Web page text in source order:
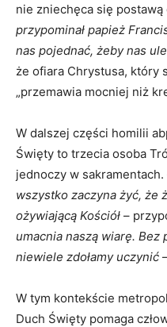
nie zniechęca się postawą
przypominał papież
nas pojednać, żeby nas
że ofiara Chrystusa, który
„przemawia mocniej niż
W dalszej części homilii
Święty to trzecia osoba
jednoczy w sakramentach.
wszystko zaczyna żyć, że
ożywiającą Kościół –
umacnia naszą wiarę.
niewiele zdołamy uczynić
W tym kontekście
Duch Święty pomaga